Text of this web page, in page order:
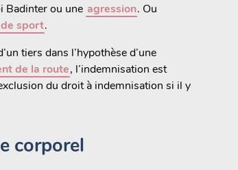
Badinter ou une agression. Ou
sport.
tiers dans l’hypothèse d’une
de la route, l’indemnisation est
du droit à indemnisation si il y
corporel